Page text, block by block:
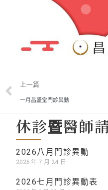
上一篇
一月昌盛堂門診異動
休診暨醫師
2026八月門診異動
2026 年 7 月 24 日
2026七月門診異動表